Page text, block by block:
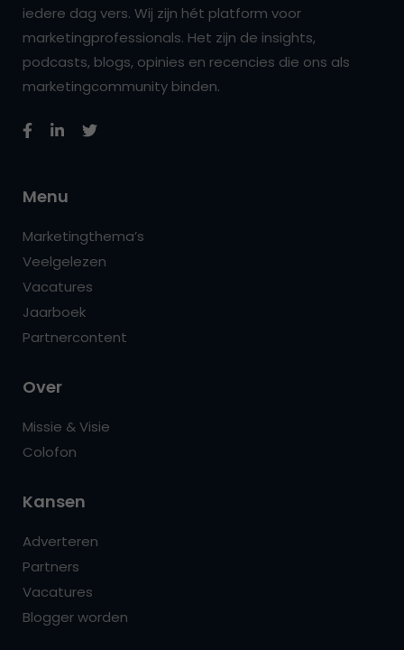
iedere dag vers. Wij zijn hét platform voor
marketingprofessionals. Het zijn de insights,
podcasts, blogs, opinies en recencies die ons als
marketingcommunity binden.
Menu
Marketingthema’s
Veelgelezen
Vacatures
Jaarboek
Partnercontent
Over
Missie & Visie
Colofon
Kansen
Adverteren
Partners
Vacatures
Blogger worden